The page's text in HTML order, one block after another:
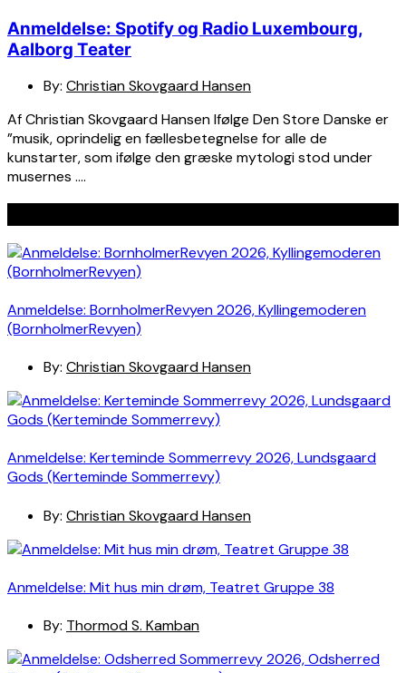
Anmeldelse: Spotify og Radio Luxembourg,
Aalborg Teater
By: Christian Skovgaard Hansen
Af Christian Skovgaard Hansen Ifølge Den Store Danske er
”musik, oprindelig en fællesbetegnelse for alle de
kunstarter, som ifølge den græske mytologi stod under
musernes ….
Anmeldelse: BornholmerRevyen 2026, Kyllingemoderen
(BornholmerRevyen)
By: Christian Skovgaard Hansen
Anmeldelse: Kerteminde Sommerrevy 2026, Lundsgaard
Gods (Kerteminde Sommerrevy)
By: Christian Skovgaard Hansen
Anmeldelse: Mit hus min drøm, Teatret Gruppe 38
By: Thormod S. Kamban